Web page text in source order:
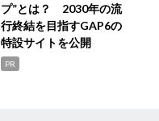
プ”とは？ 2030年の流
行終結を目指すGAP6の
特設サイトを公開
PR